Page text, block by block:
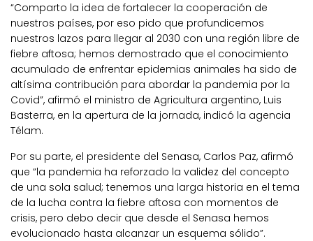
“Comparto la idea de fortalecer la cooperación de
nuestros países, por eso pido que profundicemos
nuestros lazos para llegar al 2030 con una región libre de
fiebre aftosa; hemos demostrado que el conocimiento
acumulado de enfrentar epidemias animales ha sido de
altísima contribución para abordar la pandemia por la
Covid”, afirmó el ministro de Agricultura argentino, Luis
Basterra, en la apertura de la jornada, indicó la agencia
Télam.
Por su parte, el presidente del Senasa, Carlos Paz, afirmó
que “la pandemia ha reforzado la validez del concepto
de una sola salud; tenemos una larga historia en el tema
de la lucha contra la fiebre aftosa con momentos de
crisis, pero debo decir que desde el Senasa hemos
evolucionado hasta alcanzar un esquema sólido”.